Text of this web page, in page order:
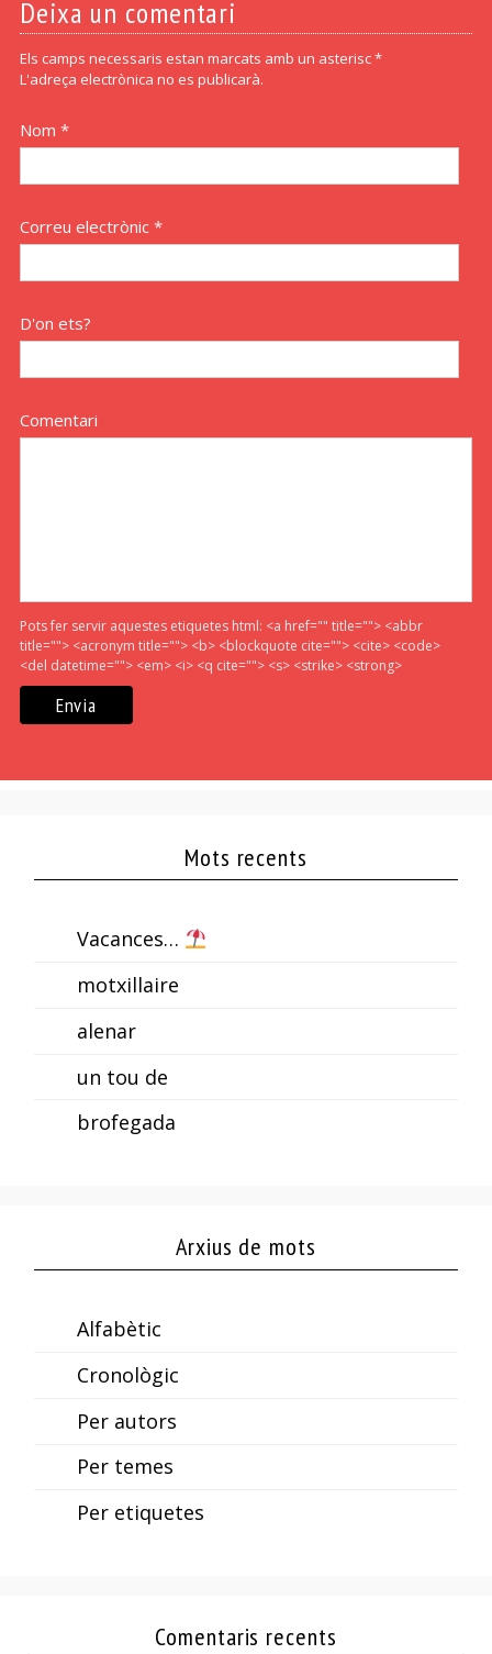
Deixa un comentari
Els camps necessaris estan marcats amb un asterisc *
L'adreça electrònica no es publicarà.
Nom *
Correu electrònic *
D'on ets?
Comentari
Pots fer servir aquestes etiquetes html: <a href="" title=""> <abbr
title=""> <acronym title=""> <b> <blockquote cite=""> <cite> <code>
<del datetime=""> <em> <i> <q cite=""> <s> <strike> <strong>
Mots recents
Vacances…
motxillaire
alenar
un tou de
brofegada
Arxius de mots
Alfabètic
Cronològic
Per autors
Per temes
Per etiquetes
Comentaris recents